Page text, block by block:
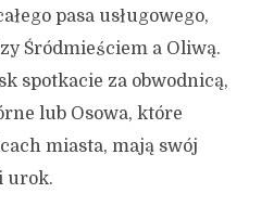
pasa usługowego,
Śródmieściem a Oliwą.
spotkacie za obwodnicą,
lub Osowa, które
miasta, mają swój
urok.